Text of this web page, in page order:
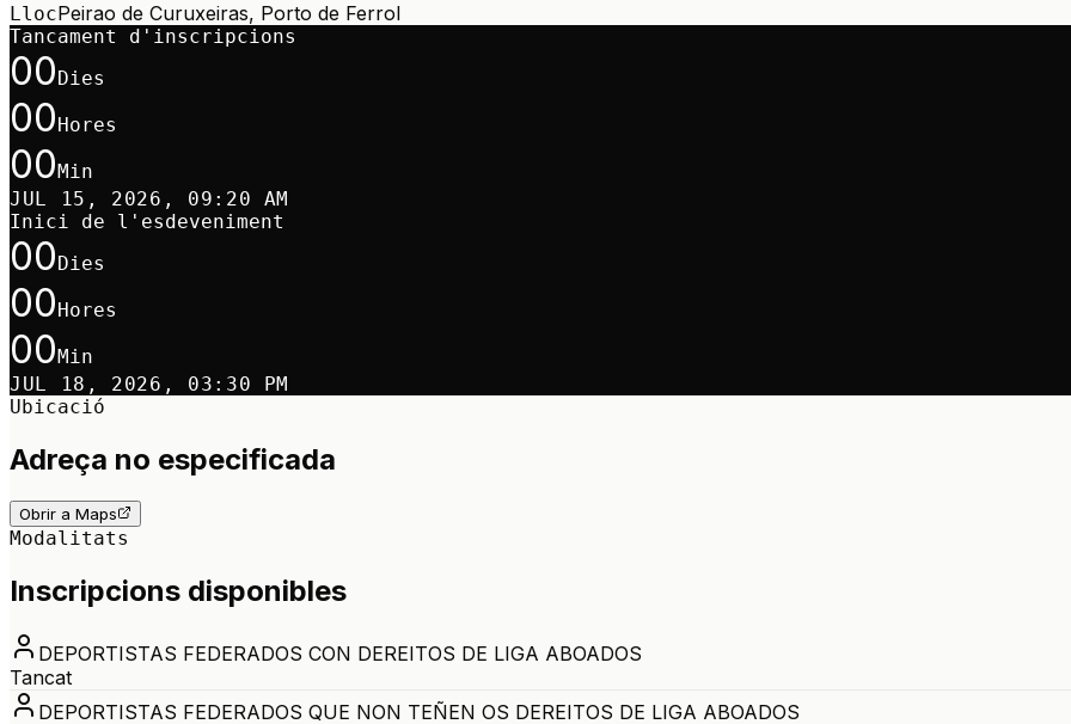
LlocPeirao de Curuxeiras, Porto de Ferrol
Tancament d'inscripcions
00Dies
00Hores
00Min
JUL 15, 2026, 09:20 AM
Inici de l'esdeveniment
00Dies
00Hores
00Min
JUL 18, 2026, 03:30 PM
Ubicació
Adreça no especificada
Obrir a Maps
Modalitats
Inscripcions disponibles
DEPORTISTAS FEDERADOS CON DEREITOS DE LIGA ABOADOS
Tancat
DEPORTISTAS FEDERADOS QUE NON TEÑEN OS DEREITOS DE LIGA ABOADOS